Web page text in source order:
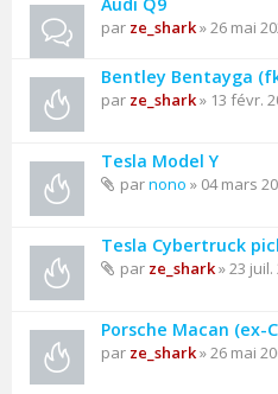
par ze_shark» 26 mai
Bentley Bentayga
par ze_shark» 13 févr.
Tesla Model Y
parnono » 04 mars
Tesla Cybertruck
par ze_shark» 23 juil.
Porsche Macan (ex-
par ze_shark» 26 mai